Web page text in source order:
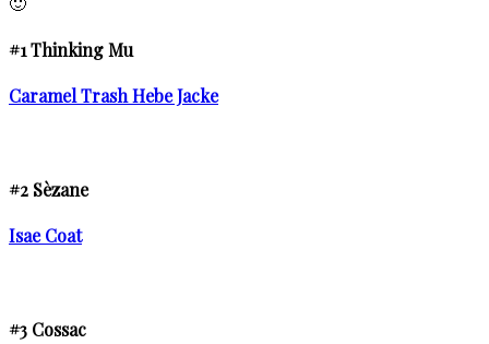
#1 Thinking Mu
Caramel Trash Hebe Jacke
#2 Sèzane
Isae Coat
#3 Cossac